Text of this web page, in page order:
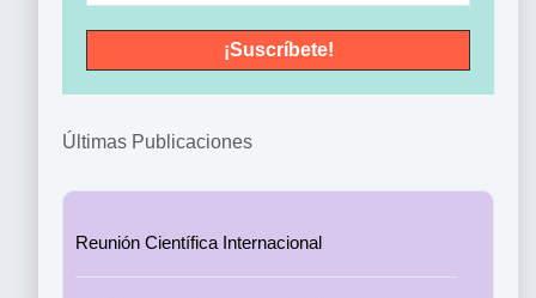
Últimas Publicaciones
Reunión Científica Internacional